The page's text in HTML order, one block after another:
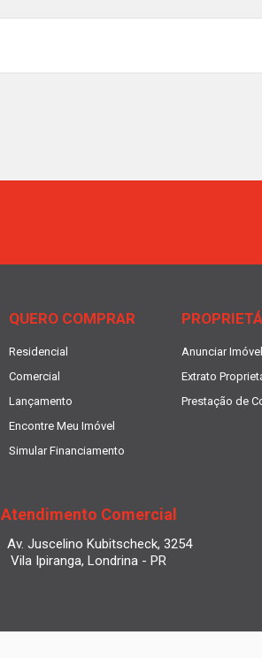
QUERO COMPRAR
Residencial
Comercial
Lançamento
Encontre Meu Imóvel
Simular Financiamento
Anunciar Imóvel
Extrato
Prestação de
Atendimento Comercial
Av. Juscelino Kubitscheck, 3254
Vila Ipiranga, Londrina - PR